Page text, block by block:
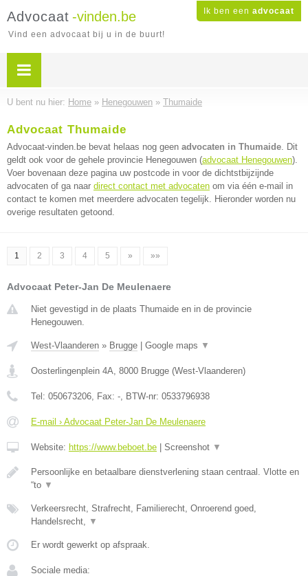
Ik ben een advocaat
Advocaat -vinden.be
Vind een advocaat bij u in de buurt!
U bent nu hier: Home » Henegouwen » Thumaide
Advocaat Thumaide
Advocaat-vinden.be bevat helaas nog geen advocaten in Thumaide. Dit
geldt ook voor de gehele provincie Henegouwen (advocaat Henegouwen).
Voer bovenaan deze pagina uw postcode in voor de dichtstbijzijnde
advocaten of ga naar direct contact met advocaten om via één e-mail in
contact te komen met meerdere advocaten tegelijk. Hieronder worden nu
overige resultaten getoond.
1 2 3 4 5 » »»
Advocaat Peter-Jan De Meulenaere
Niet gevestigd in de plaats Thumaide en in de provincie
Henegouwen.
West-Vlaanderen » Brugge Google maps ▼
Oosterlingenplein 4A, 8000 Brugge (West-Vlaanderen)
Tel: 050673206, Fax: -, BTW-nr: 0533796938
E-mail › Advocaat Peter-Jan De Meulenaere
Website: https://www.beboet.be Screenshot ▼
Persoonlijke en betaalbare dienstverlening staan centraal. Vlotte en
“to ▼
Verkeersrecht, Strafrecht, Familierecht, Onroerend goed,
Handelsrecht, ▼
Er wordt gewerkt op afspraak.
Sociale media: